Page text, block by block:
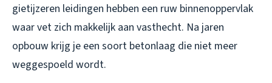
gietijzeren leidingen hebben een ruw binnenoppervlak
waar vet zich makkelijk aan vasthecht. Na jaren
opbouw krijg je een soort betonlaag die niet meer
weggespoeld wordt.